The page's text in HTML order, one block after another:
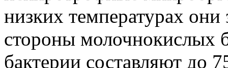
низких температурах
стороны молочнокислых
бактерии составляют до